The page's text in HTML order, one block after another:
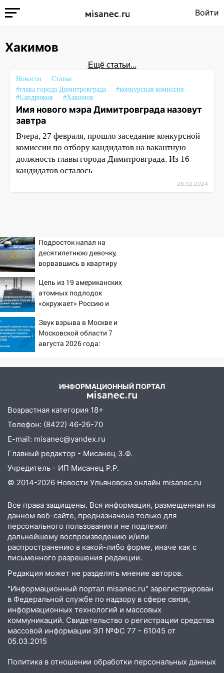
Войти
Хакимов
Ещё статьи...
Новости
Статьи
#глава города Димитровграда
#конкурсная комиссия
#Сандрюков
#Хакимов
Имя нового мэра Димитровграда назовут
завтра
Вчера, 27 февраля, прошло заседание конкурсной
комиссии по отбору кандидатов на вакантную
должность главы города Димитровграда. Из 16
кандидатов осталось
28.02.2024
Подросток напал на
десятилетнюю девочку,
ворвавшись в квартиру
Цепь из 19 американских
атомных подлодок
«окружает» Россию и
первого массированного
удара
Звук взрыва в Москве и
Московской области 7
августа 2026 года:
ИНФОРМАЦИОННЫЙ ПОРТАЛ
Возрастная категория 18+
Телефон: (8422) 46-26-70
E-mail: misanec@yandex.ru
Главный редактор - Мисанец З.Ф.
Учредитель - ИП Мисанец Р.Р.
© 2014-2026 Новости Ульяновска онлайн misanec.ru
Все права защищены. Вся информация, размещенная на
данном веб-сайте, предназначена только для
персонального пользования и не подлежит
дальнейшему воспроизведению и/или
распространению в какой-либо форме, иначе как с
письменного разрешения редакции.
Редакция может не разделять мнение авторов.
"Информационный портал misanec.ru" зарегистрирован
в Федеральной службе по надзору в сфере связи,
информационных технологий и массовых
коммуникаций. Свидетельство о регистрации средства
массовой информации ЭЛ №ФС 77 - 61045 от
05.03.2015
Политика в отношении обработки персональных данных